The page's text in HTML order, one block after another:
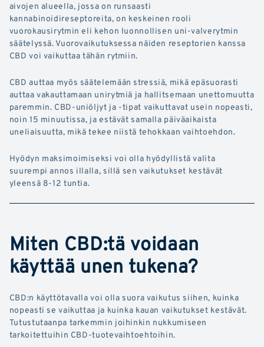
aivojen alueella, jossa on runsaasti
kannabinoidireseptoreita, on keskeinen rooli
vuorokausirytmin eli kehon luonnollisen uni-valverytmin
säätelyssä. Vuorovaikutuksessa näiden reseptorien kanssa
CBD voi vaikuttaa tähän rytmiin.
CBD auttaa myös säätelemään stressiä, mikä epäsuorasti
auttaa vakauttamaan unirytmiä ja hallitsemaan unettomuutta
paremmin. CBD-uniöljyt ja -tipat vaikuttavat usein nopeasti,
noin 15 minuutissa, ja estävät samalla päiväaikaista
uneliaisuutta, mikä tekee niistä tehokkaan vaihtoehdon.
Hyödyn maksimoimiseksi voi olla hyödyllistä valita
suurempi annos illalla, sillä sen vaikutukset kestävät
yleensä 8-12 tuntia.
Miten CBD:tä voidaan
käyttää unen tukena?
CBD:n käyttötavalla voi olla suora vaikutus siihen, kuinka
nopeasti se vaikuttaa ja kuinka kauan vaikutukset kestävät.
Tutustutaanpa tarkemmin joihinkin nukkumiseen
tarkoitettuihin CBD-tuotevaihtoehtoihin.